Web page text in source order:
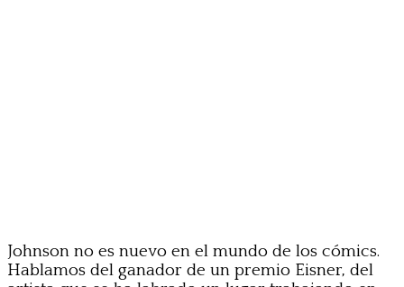
Johnson no es nuevo en el mundo de los cómics.
Hablamos del ganador de un premio Eisner, del